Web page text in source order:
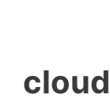
cloud